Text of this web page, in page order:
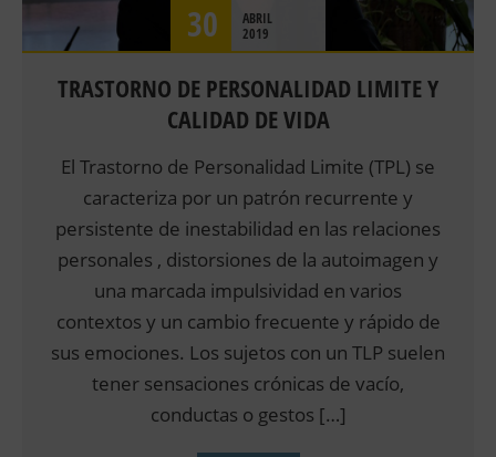
30
ABRIL
2019
TRASTORNO DE PERSONALIDAD LIMITE Y
CALIDAD DE VIDA
El Trastorno de Personalidad Limite (TPL) se
caracteriza por un patrón recurrente y
persistente de inestabilidad en las relaciones
personales , distorsiones de la autoimagen y
una marcada impulsividad en varios
contextos y un cambio frecuente y rápido de
sus emociones. Los sujetos con un TLP suelen
tener sensaciones crónicas de vacío,
conductas o gestos […]